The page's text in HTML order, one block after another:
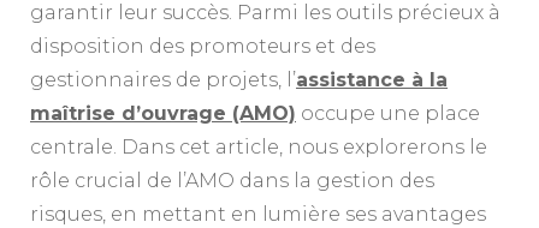
garantir leur succès. Parmi les outils précieux à
disposition des promoteurs et des
gestionnaires de projets, l’assistance à la
maîtrise d’ouvrage (AMO) occupe une place
centrale. Dans cet article, nous explorerons le
rôle crucial de l’AMO dans la gestion des
risques, en mettant en lumière ses avantages